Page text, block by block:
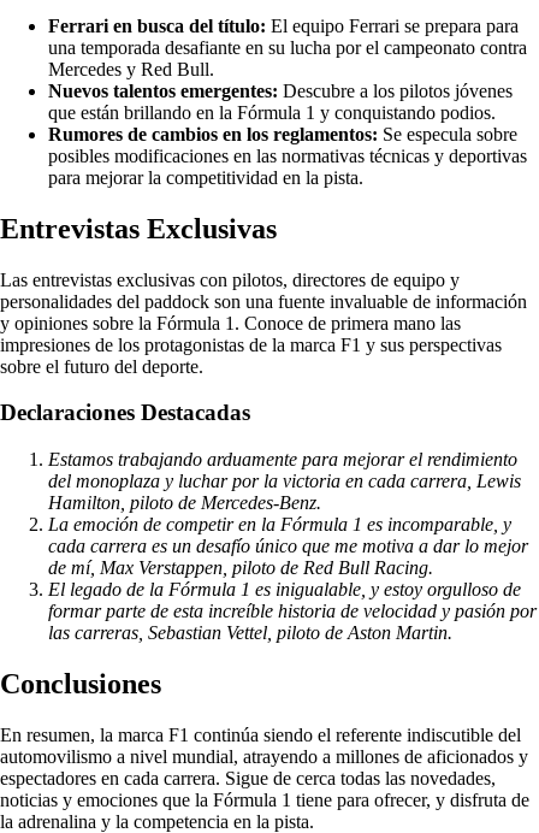
Ferrari en busca del título: El equipo Ferrari se prepara para
una temporada desafiante en su lucha por el campeonato contra
Mercedes y Red Bull.
Nuevos talentos emergentes: Descubre a los pilotos jóvenes
que están brillando en la Fórmula 1 y conquistando podios.
Rumores de cambios en los reglamentos: Se especula sobre
posibles modificaciones en las normativas técnicas y deportivas
para mejorar la competitividad en la pista.
Entrevistas Exclusivas
Las entrevistas exclusivas con pilotos, directores de equipo y
personalidades del paddock son una fuente invaluable de información
y opiniones sobre la Fórmula 1. Conoce de primera mano las
impresiones de los protagonistas de la marca F1 y sus perspectivas
sobre el futuro del deporte.
Declaraciones Destacadas
Estamos trabajando arduamente para mejorar el rendimiento
del monoplaza y luchar por la victoria en cada carrera, Lewis
Hamilton, piloto de Mercedes-Benz.
La emoción de competir en la Fórmula 1 es incomparable, y
cada carrera es un desafío único que me motiva a dar lo mejor
de mí, Max Verstappen, piloto de Red Bull Racing.
El legado de la Fórmula 1 es inigualable, y estoy orgulloso de
formar parte de esta increíble historia de velocidad y pasión por
las carreras, Sebastian Vettel, piloto de Aston Martin.
Conclusiones
En resumen, la marca F1 continúa siendo el referente indiscutible del
automovilismo a nivel mundial, atrayendo a millones de aficionados y
espectadores en cada carrera. Sigue de cerca todas las novedades,
noticias y emociones que la Fórmula 1 tiene para ofrecer, y disfruta de
la adrenalina y la competencia en la pista.